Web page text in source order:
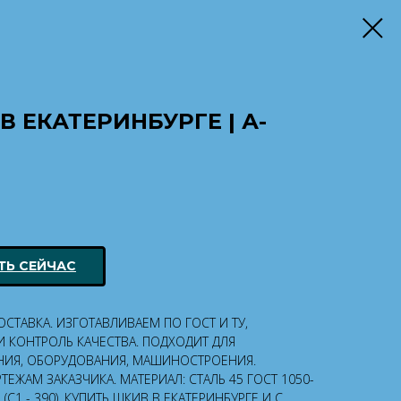
ЕКАТЕРИНБУРГЕ | А-
СЕЙЧАС
ИЗГОТАВЛИВАЕМ ПО ГОСТ И ТУ,
КАЧЕСТВА. ПОДХОДИТ ДЛЯ
ОБОРУДОВАНИЯ, МАШИНОСТРОЕНИЯ.
ЗАКАЗЧИКА. МАТЕРИАЛ: СТАЛЬ 45 ГОСТ 1050-